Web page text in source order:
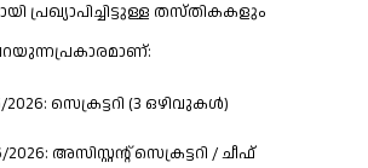
പ്രഖ്യാപിച്ചിട്ടുള്ള തസ്തികകളും
2026: സെക്രട്ടറി (3 ഒഴിവുകൾ)
2026: അസിസ്റ്റന്റ് സെക്രട്ടറി / ചീഫ്